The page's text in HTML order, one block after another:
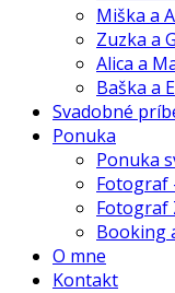
Miška a
Zuzka a
Alica a
Baška a
Svadobné
Ponuka
Ponuka
Fotograf
Fotograf
Booking
O mne
Kontakt